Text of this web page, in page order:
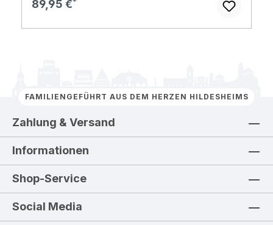
Regulärer Preis:
89,95 €
FAMILIENGEFÜHRT AUS DEM HERZEN HILDESHEIMS
Zahlung & Versand
Informationen
Shop-Service
Social Media